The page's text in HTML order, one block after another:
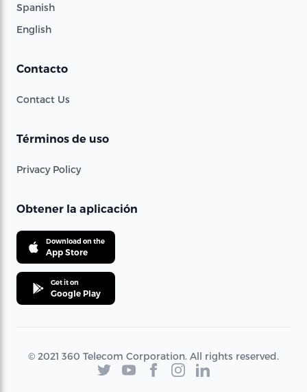
Spanish
English
Contacto
Contact Us
Términos de uso
Privacy Policy
Obtener la aplicación
Download on the
App Store
Get it on
Google Play
© 2021 360 Telecom Corporation. All rights reserved.